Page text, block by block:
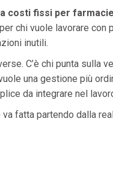
costi fissi per
chi vuole lavorare con
inutili.
C’è chi punta sulla
una gestione più
da integrare nel
fatta partendo dalla